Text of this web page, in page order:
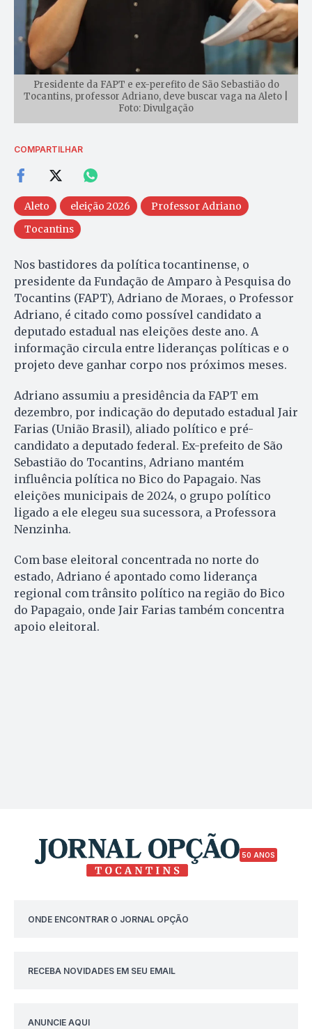
Presidente da FAPT e ex-perefito de São Sebastião do
Tocantins, professor Adriano, deve buscar vaga na Aleto |
Foto: Divulgação
COMPARTILHAR
Aleto eleição 2026
Professor Adriano
Tocantins
Nos bastidores da política tocantinense, o
presidente da Fundação de Amparo à Pesquisa do
Tocantins (FAPT), Adriano de Moraes, o Professor
Adriano, é citado como possível candidato a
deputado estadual nas eleições deste ano. A
informação circula entre lideranças políticas e o
projeto deve ganhar corpo nos próximos meses.
Adriano assumiu a presidência da FAPT em
dezembro, por indicação do deputado estadual Jair
Farias (União Brasil), aliado político e pré-
candidato a deputado federal. Ex-prefeito de São
Sebastião do Tocantins, Adriano mantém
influência política no Bico do Papagaio. Nas
eleições municipais de 2024, o grupo político
ligado a ele elegeu sua sucessora, a Professora
Nenzinha.
Com base eleitoral concentrada no norte do
estado, Adriano é apontado como liderança
regional com trânsito político na região do Bico
do Papagaio, onde Jair Farias também concentra
apoio eleitoral.
50 ANOS
ONDE ENCONTRAR O JORNAL OPÇÃO
RECEBA NOVIDADES EM SEU EMAIL
ANUNCIE AQUI